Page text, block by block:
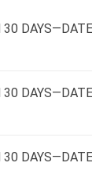
30
30